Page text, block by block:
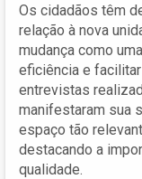
Os cidadãos têm
relação à nova
mudança como
eficiência e
entrevistas
manifestaram sua
espaço tão
destacando a
qualidade.